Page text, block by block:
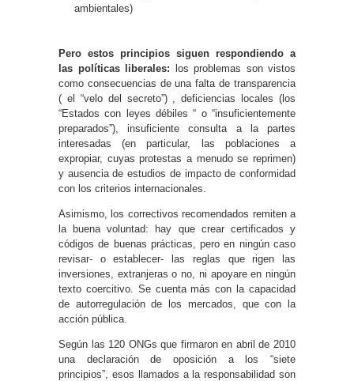
ambientales)
Pero estos principios siguen respondiendo a
las políticas liberales: los problemas son vistos
como consecuencias de una falta de transparencia
( el “velo del secreto”) , deficiencias locales (los
“Estados con leyes débiles “ o “insuficientemente
preparados”), insuficiente consulta a la partes
interesadas (en particular, las poblaciones a
expropiar, cuyas protestas a menudo se reprimen)
y ausencia de estudios de impacto de conformidad
con los criterios internacionales.
Asimismo, los correctivos recomendados remiten a
la buena voluntad: hay que crear certificados y
códigos de buenas prácticas, pero en ningún caso
revisar- o establecer- las reglas que rigen las
inversiones, extranjeras o no, ni apoyare en ningún
texto coercitivo. Se cuenta más con la capacidad
de autorregulación de los mercados, que con la
acción pública.
Según las 120 ONGs que firmaron en abril de 2010
una declaración de oposición a los “siete
principios”, esos llamados a la responsabilidad son